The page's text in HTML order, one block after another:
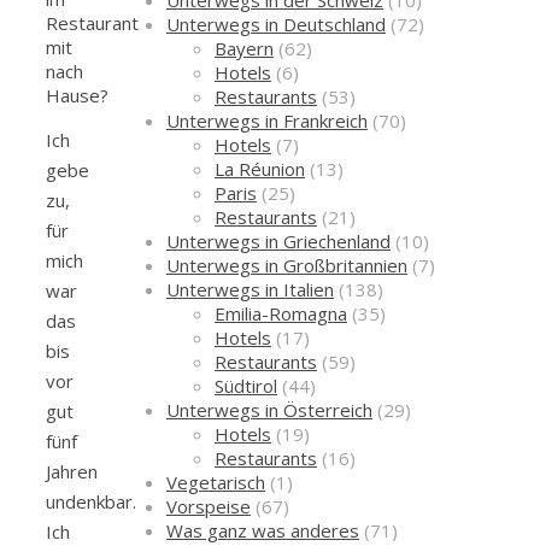
Restaurant
mit
nach
Hause?
Ich
gebe
zu,
für
mich
war
das
bis
vor
gut
fünf
Jahren
undenkbar.
Ich
Unterwegs in Deutschland (72)
Bayern (62)
Hotels (6)
Restaurants (53)
Unterwegs in Frankreich (70)
Hotels (7)
La Réunion (13)
Paris (25)
Restaurants (21)
Unterwegs in Griechenland (10)
Unterwegs in Großbritannien (7)
Unterwegs in Italien (138)
Emilia-Romagna (35)
Hotels (17)
Restaurants (59)
Südtirol (44)
Unterwegs in Österreich (29)
Hotels (19)
Restaurants (16)
Vegetarisch (1)
Vorspeise (67)
Was ganz was anderes (71)